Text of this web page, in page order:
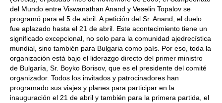
del Mundo entre Viswanathan Anand y Veselin Topalov se
programó para el 5 de abril. A petición del Sr. Anand, el duelo
fue aplazado hasta el 21 de abril. Este acontecimiento tiene un
significado excepcional, no solo para la comunidad ajedrecística
mundial, sino también para Bulgaria como país. Por eso, toda la
organización está bajo el liderazgo directo del primer ministro
de Bulgaría, Sr. Boyko Borisov, que es el presidente del comité
organizador. Todos los invitados y patrocinadores han
programado sus viajes y planes para participar en la
inauguración el 21 de abril y también para la primera partida, el